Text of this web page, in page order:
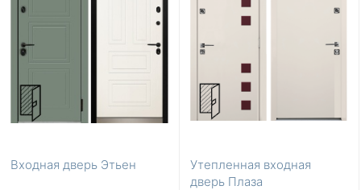
Входная дверь Этьен
Утепленная входная
дверь Плаза